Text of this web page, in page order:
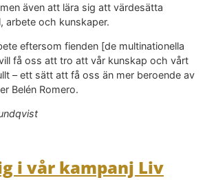
även att lära sig att värdesätta
arbete och kunskaper.
eftersom fienden [de multinationella
få oss att tro att vår kunskap och vårt
– ett sätt att få oss än mer beroende av
Belén Romero.
i vår kampanj Liv